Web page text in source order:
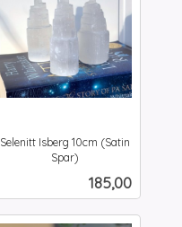
Selenitt Isberg 10cm (Satin
Spar)
Pris
185,00